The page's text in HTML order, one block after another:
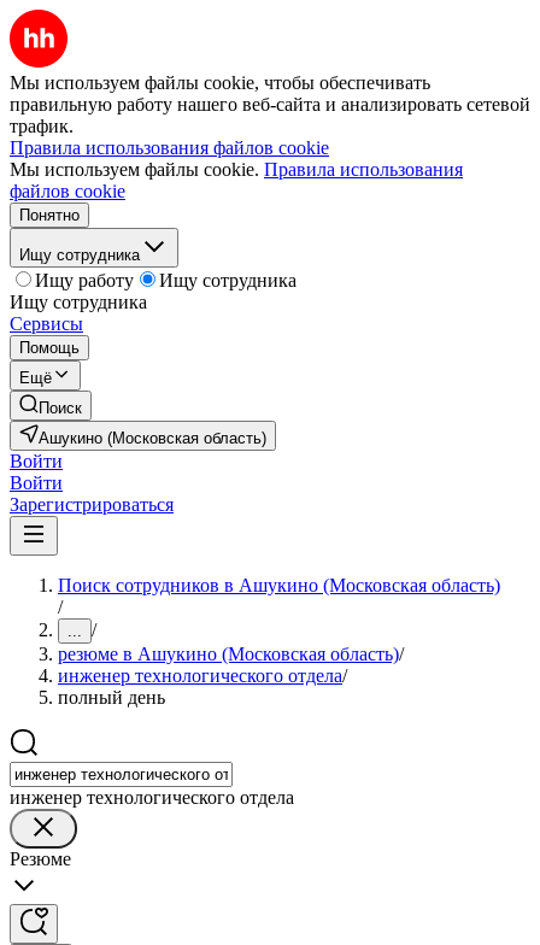
Мы используем файлы cookie, чтобы обеспечивать
правильную работу нашего веб-сайта и анализировать сетевой
трафик.
Правила использования файлов cookie
Мы используем файлы cookie. Правила использования
файлов cookie
Понятно
Ищу сотрудника
Ищу работу
Ищу сотрудника
Ищу сотрудника
Сервисы
Помощь
Ещё
Поиск
Ашукино (Московская область)
Войти
Войти
Зарегистрироваться
Поиск сотрудников в Ашукино (Московская область)
/
... /
резюме в Ашукино (Московская область)/
инженер технологического отдела/
полный день
инженер технологического отдела
Резюме